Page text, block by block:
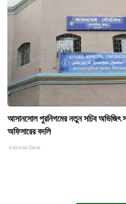
আসানসোল পুরনিগমের নতুন সচিব অভিজিৎ
অফিসারের বদলি
Editorial Desk